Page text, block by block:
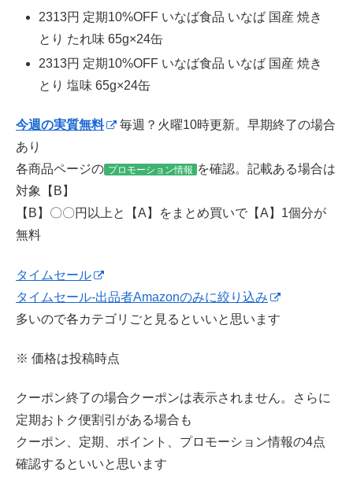
2313円 定期10%OFF いなば食品 いなば 国産 焼き
とり たれ味 65g×24缶
2313円 定期10%OFF いなば食品 いなば 国産 焼き
とり 塩味 65g×24缶
今週の実質無料
毎週？火曜10時更新。早期終了の場合
あり
各商品ページの プロモーション情報 を確認。記載ある場合は
対象【B】
【B】〇〇円以上と【A】をまとめ買いで【A】1個分が
無料
タイムセール
タイムセール-出品者Amazonのみに絞り込み
多いので各カテゴリごと見るといいと思います
※ 価格は投稿時点
クーポン終了の場合クーポンは表示されません。さらに
定期おトク便割引がある場合も
クーポン、定期、ポイント、プロモーション情報の4点
確認するといいと思います